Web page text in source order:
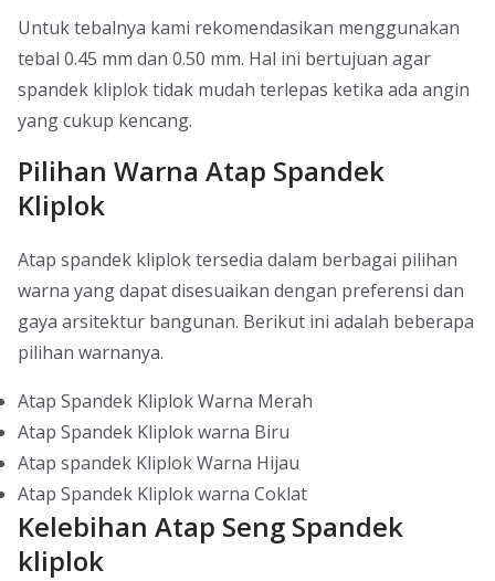
Untuk tebalnya kami rekomendasikan menggunakan
tebal 0.45 mm dan 0.50 mm. Hal ini bertujuan agar
spandek kliplok tidak mudah terlepas ketika ada angin
yang cukup kencang.
Pilihan Warna Atap Spandek
Kliplok
Atap spandek kliplok tersedia dalam berbagai pilihan
warna yang dapat disesuaikan dengan preferensi dan
gaya arsitektur bangunan. Berikut ini adalah beberapa
pilihan warnanya.
Atap Spandek Kliplok Warna Merah
Atap Spandek Kliplok warna Biru
Atap spandek Kliplok Warna Hijau
Atap Spandek Kliplok warna Coklat
Kelebihan Atap Seng Spandek
kliplok